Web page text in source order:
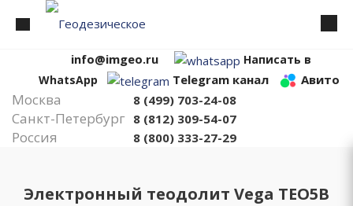
info@imgeo.ru
Написать в
WhatsApp
Telegram канал Авито
Москва 8 (499) 703-24-08
Санкт-Петербург 8 (812) 309-54-07
Россия 8 (800) 333-27-29
Электронный теодолит Vega TEO5B